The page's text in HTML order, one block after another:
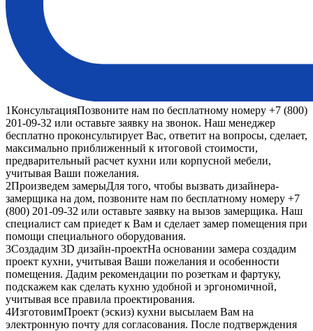
1КонсультацияПозвоните нам по бесплатному номеру +7 (800)
201-09-32 или оставьте заявку на звонок. Наш менеджер
бесплатно проконсультирует Вас, ответит на вопросы, сделает,
максимально приближенный к итоговой стоимости,
предварительный расчет кухни или корпусной мебели,
учитывая Ваши пожелания.
2Произведем замерыДля того, чтобы вызвать дизайнера-
замерщика на дом, позвоните нам по бесплатному номеру +7
(800) 201-09-32 или оставьте заявку на вызов замерщика. Наш
специалист сам приедет к Вам и сделает замер помещения при
помощи специального оборудования.
3Создадим 3D дизайн-проектНа основании замера создадим
проект кухни, учитывая Ваши пожелания и особенности
помещения. Дадим рекомендации по розеткам и фартуку,
подскажем как сделать кухню удобной и эргономичной,
учитывая все правила проектирования.
4ИзготовимПроект (эскиз) кухни высылаем Вам на
электронную почту для согласования. После подтверждения